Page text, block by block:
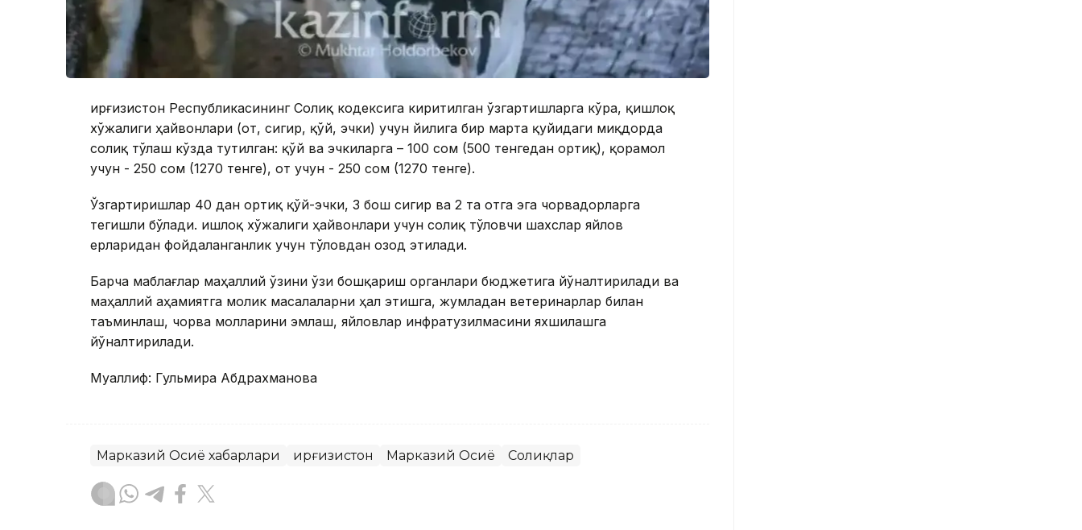
Қирғизистон Республикасининг Солиқ кодексига киритилган ўзгартишларга кўра, қишлоқ
хўжалиги ҳайвонлари (от, сигир, қўй, эчки) учун йилига бир марта қуйидаги миқдорда
солиқ тўлаш кўзда тутилган: қўй ва эчкиларга – 100 сом (500 тенгедан ортиқ), қорамол
учун - 250 сом (1270 тенге), от учун - 250 сом (1270 тенге).
Ўзгартиришлар 40 дан ортиқ қўй-эчки, 3 бош сигир ва 2 та отга эга чорвадорларга
тегишли бўлади. Қишлоқ хўжалиги ҳайвонлари учун солиқ тўловчи шахслар яйлов
ерларидан фойдаланганлик учун тўловдан озод этилади.
Барча маблағлар маҳаллий ўзини ўзи бошқариш органлари бюджетига йўналтирилади ва
маҳаллий аҳамиятга молик масалаларни ҳал этишга, жумладан ветеринарлар билан
таъминлаш, чорва молларини эмлаш, яйловлар инфратузилмасини яхшилашга
йўналтирилади.
Муаллиф: Гульмира Абдрахманова
Марказий Осиё хабарлари Қирғизистон Марказий Осиё Солиқлар